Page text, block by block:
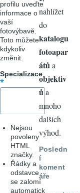
profilu uveďte
informace o
vaší
fotovýbavě.
Toto můžete
kdykoliv
změnit.
Specializace
Nejsou
povoleny
HTML
značky.
Řádky a
odstavce
se zalomí
automatick
nahlížet
do
katalogu
fotoapar
átů a
objektiv
ůa
mnoho
dalších
výhod.
Posledn
í
koment
áře